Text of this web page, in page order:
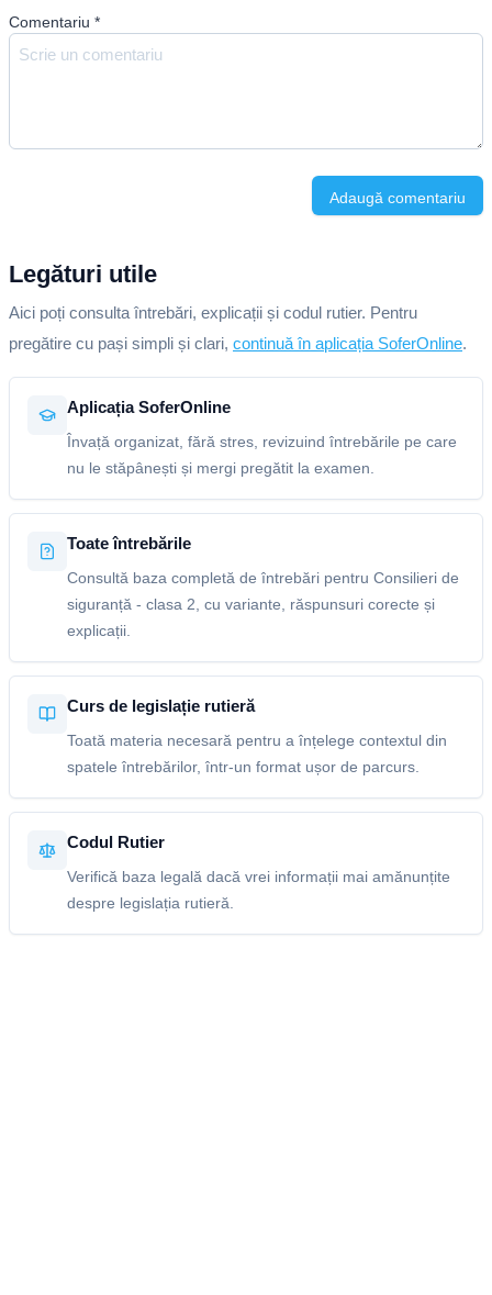
Comentariu *
Adaugă comentariu
Legături utile
Aici poți consulta întrebări, explicații și codul rutier. Pentru
pregătire cu pași simpli și clari, continuă în aplicația SoferOnline.
Aplicația SoferOnline
Învață organizat, fără stres, revizuind întrebările pe care
nu le stăpânești și mergi pregătit la examen.
Toate întrebările
Consultă baza completă de întrebări pentru Consilieri de
siguranță - clasa 2, cu variante, răspunsuri corecte și
explicații.
Curs de legislație rutieră
Toată materia necesară pentru a înțelege contextul din
spatele întrebărilor, într-un format ușor de parcurs.
Codul Rutier
Verifică baza legală dacă vrei informații mai amănunțite
despre legislația rutieră.